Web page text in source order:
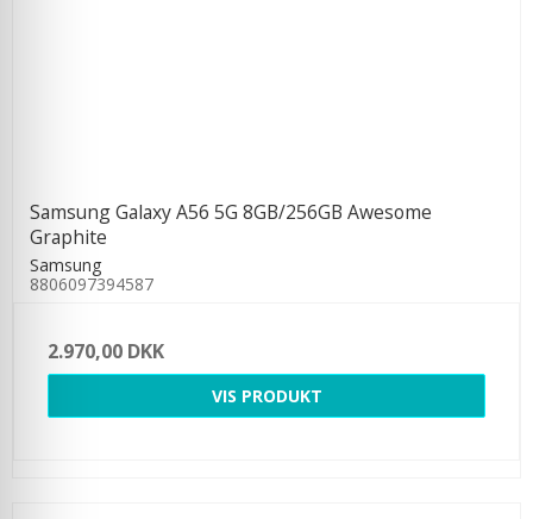
Samsung Galaxy A56 5G 8GB/256GB Awesome
Graphite
Samsung
8806097394587
2.970,00 DKK
VIS PRODUKT